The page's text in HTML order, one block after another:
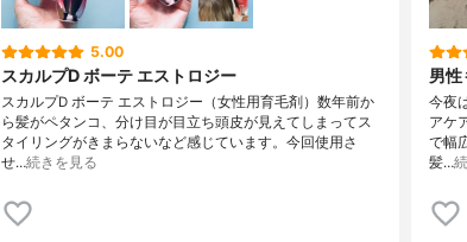
5.00
スカルプD ボーテ エストロジー
スカルプD ボーテ エストロジー（女性用育毛剤）数年前か
ら髪がペタンコ、分け目が目立ち頭皮が見えてしまってス
タイリングがきまらないなど感じています。今回使用さ
せ…続きを見る
男性
今夜
アケ
で幅
髪…